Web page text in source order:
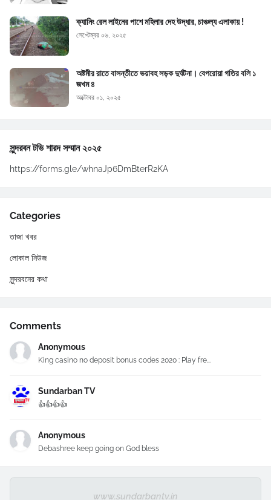
ক্যানিং রেল লাইনের পাশে মহিলার দেহ উদ্ধার, চাঞ্চল্য এলাকায় !
সেপ্টেম্বর ০৬, ২০২৫
অষ্টমীর রাতে বাসন্তীতে ভয়াবহ সড়ক দুর্ঘটনা। বেপরোয়া গতির বলি ১
জখম ৪
অক্টোবর ০১, ২০২৫
সুন্দরবন টভি শারদ সম্মান ২০২৫
https://forms.gle/whnaJp6DmBterR2KA
Categories
তাজা খবর
লোকাল নিউজ
সুন্দরবনের কথা
Comments
Anonymous
King casino no deposit bonus codes 2020 : Play fre...
Sundarban TV
👍👍👍👍
Anonymous
Debashree keep going on God bless
www.sundarbantv.in